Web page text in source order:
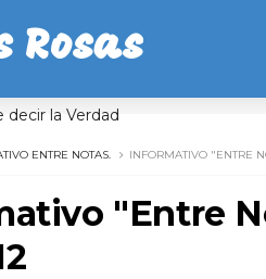
Rosas
decir la Verdad
ENTRE NOTAS. INFORMATIVO "ENTRE
"Entre